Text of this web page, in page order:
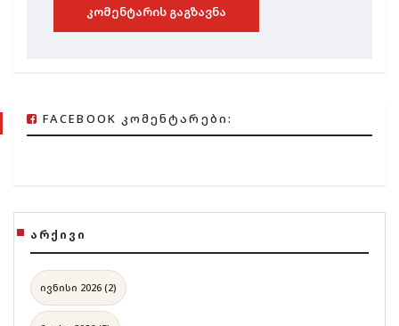
ᲙᲝᲛᲔᲜᲢᲐᲠᲘᲡ ᲒᲐᲒᲖᲐᲕᲜᲐ
FACEBOOK ᲙᲝᲛᲔᲜᲢᲐᲠᲔᲑᲘ:
ᲐᲠᲥᲘᲕᲘ
ივნისი 2026 (2)